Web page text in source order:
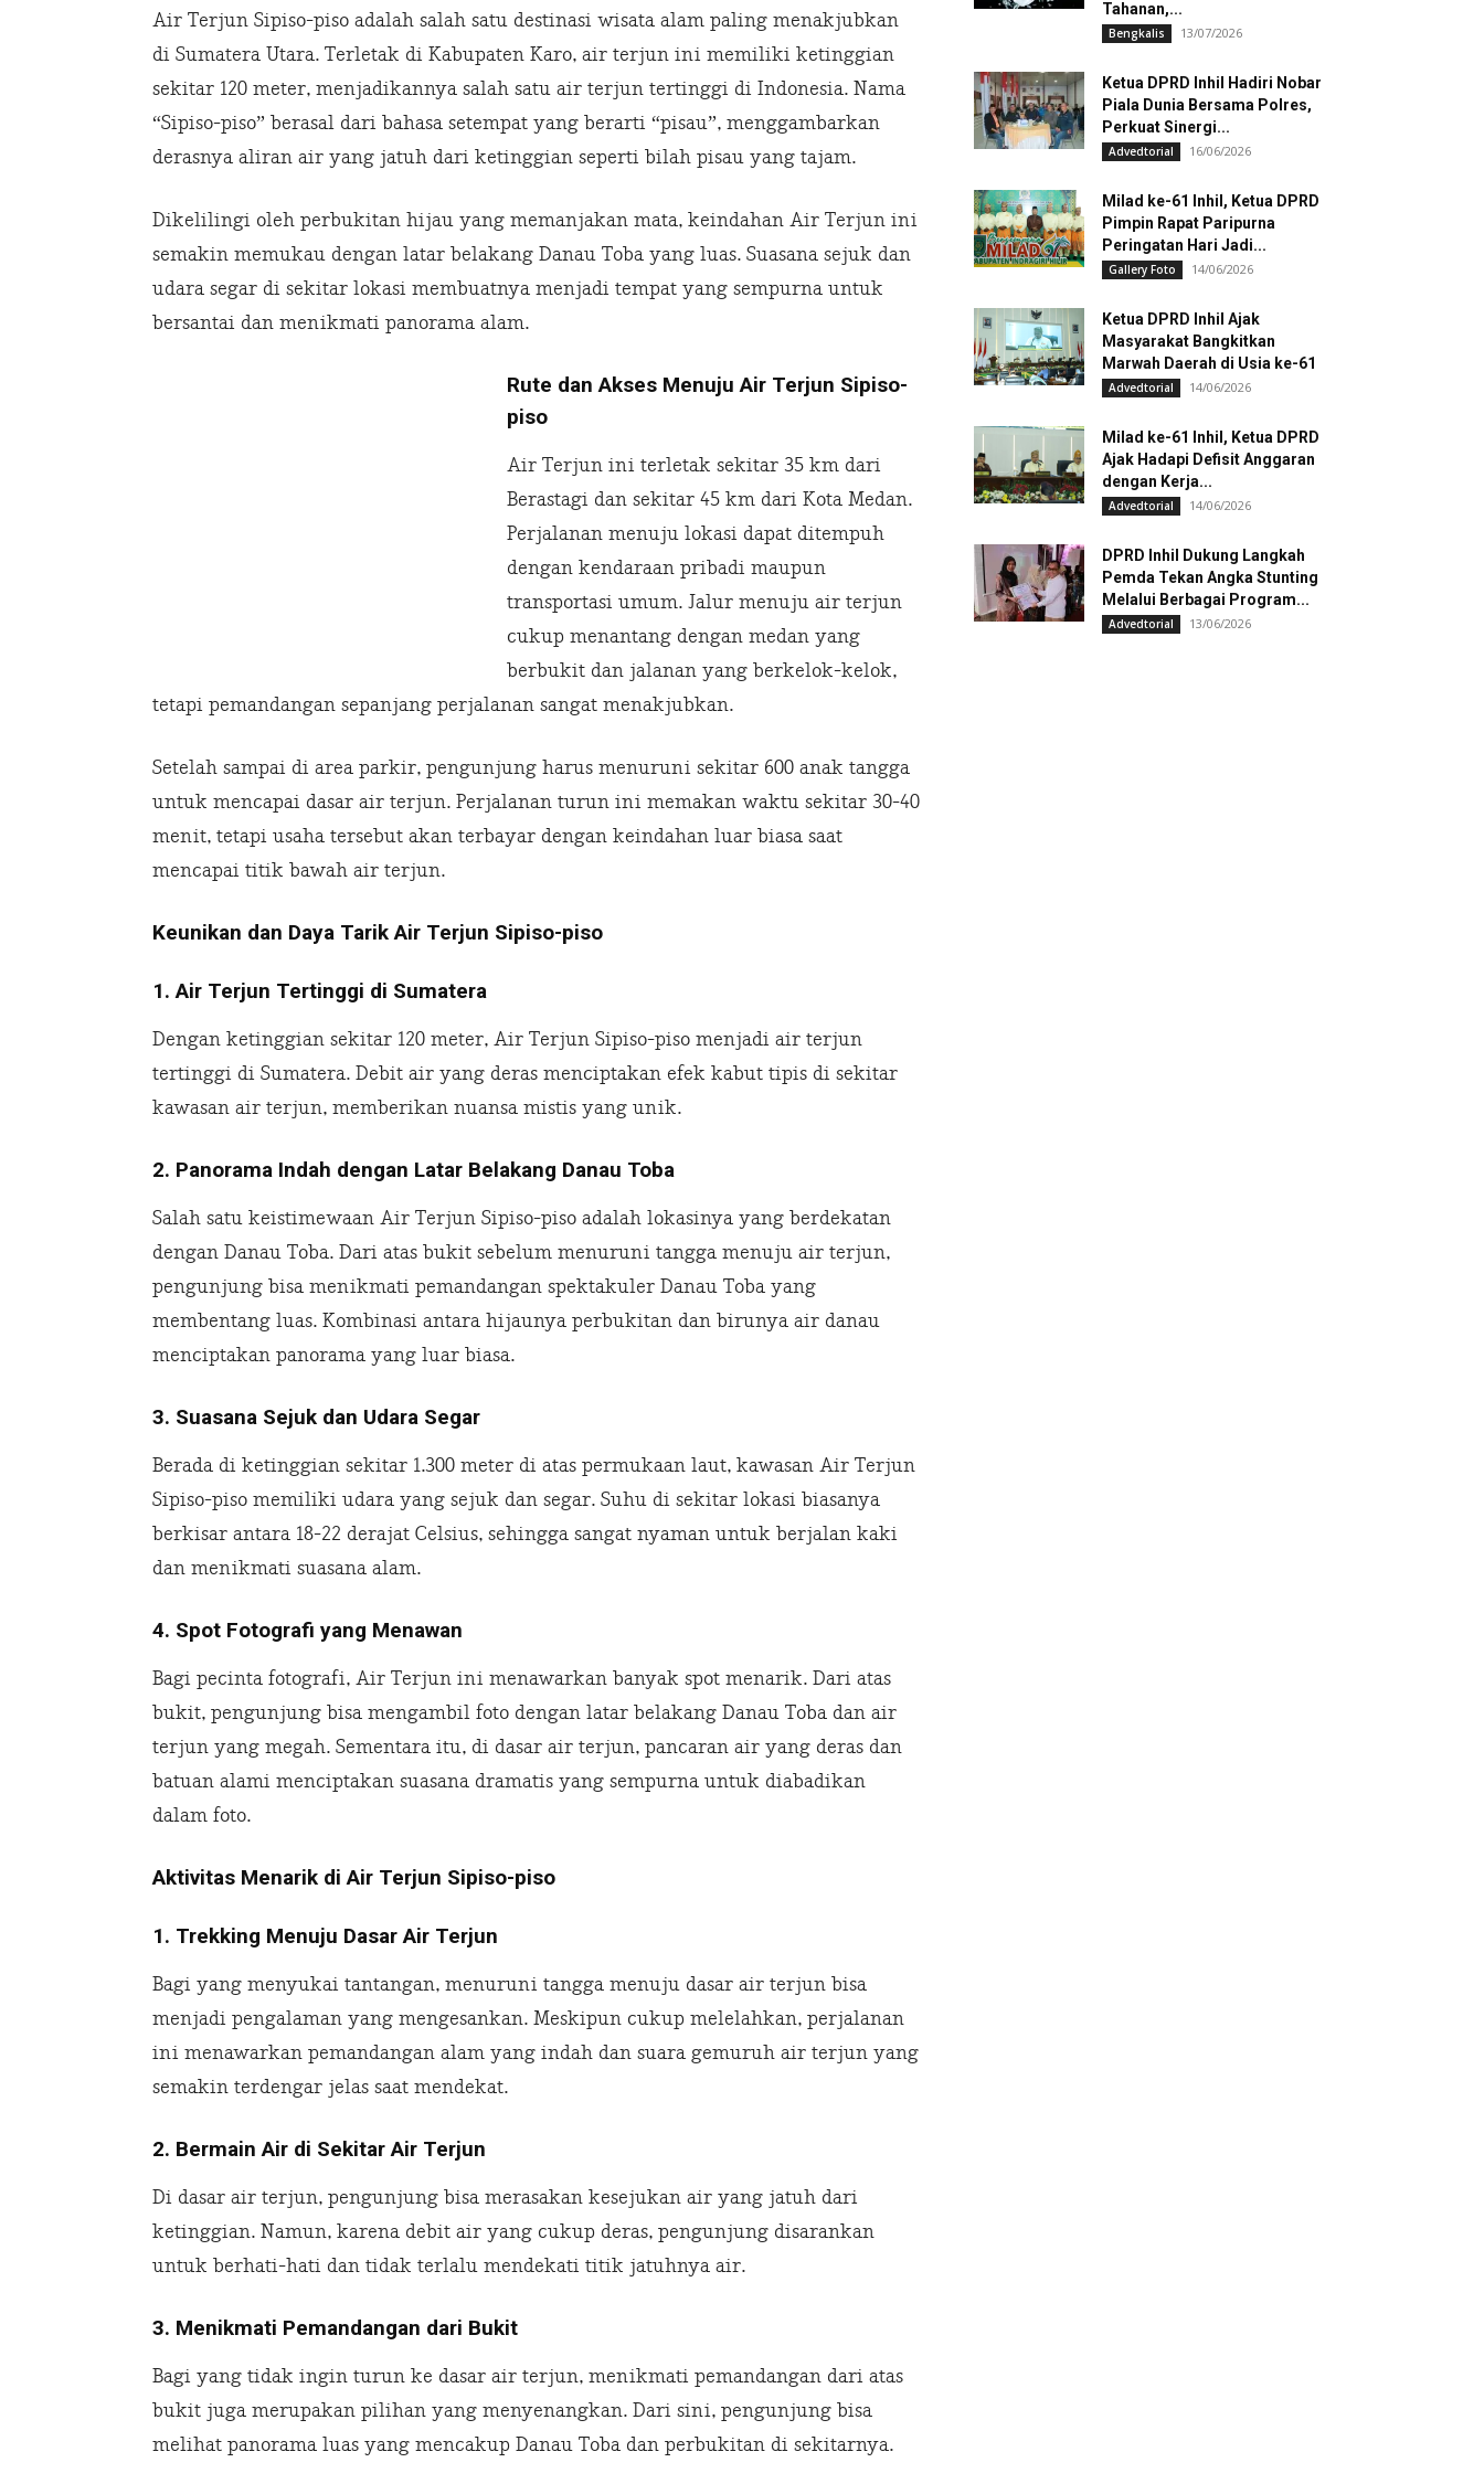
Air Terjun Sipiso-piso adalah salah satu destinasi wisata alam paling menakjubkan
di Sumatera Utara. Terletak di Kabupaten Karo, air terjun ini memiliki ketinggian
sekitar 120 meter, menjadikannya salah satu air terjun tertinggi di Indonesia. Nama
“Sipiso-piso” berasal dari bahasa setempat yang berarti “pisau”, menggambarkan
derasnya aliran air yang jatuh dari ketinggian seperti bilah pisau yang tajam.
Dikelilingi oleh perbukitan hijau yang memanjakan mata, keindahan Air Terjun ini
semakin memukau dengan latar belakang Danau Toba yang luas. Suasana sejuk dan
udara segar di sekitar lokasi membuatnya menjadi tempat yang sempurna untuk
bersantai dan menikmati panorama alam.
Rute dan Akses Menuju Air Terjun Sipiso-
piso
Air Terjun ini terletak sekitar 35 km dari
Berastagi dan sekitar 45 km dari Kota Medan.
Perjalanan menuju lokasi dapat ditempuh
dengan kendaraan pribadi maupun
transportasi umum. Jalur menuju air terjun
cukup menantang dengan medan yang
berbukit dan jalanan yang berkelok-kelok,
tetapi pemandangan sepanjang perjalanan sangat menakjubkan.
Setelah sampai di area parkir, pengunjung harus menuruni sekitar 600 anak tangga
untuk mencapai dasar air terjun. Perjalanan turun ini memakan waktu sekitar 30-40
menit, tetapi usaha tersebut akan terbayar dengan keindahan luar biasa saat
mencapai titik bawah air terjun.
Keunikan dan Daya Tarik Air Terjun Sipiso-piso
1. Air Terjun Tertinggi di Sumatera
Dengan ketinggian sekitar 120 meter, Air Terjun Sipiso-piso menjadi air terjun
tertinggi di Sumatera. Debit air yang deras menciptakan efek kabut tipis di sekitar
kawasan air terjun, memberikan nuansa mistis yang unik.
2. Panorama Indah dengan Latar Belakang Danau Toba
Salah satu keistimewaan Air Terjun Sipiso-piso adalah lokasinya yang berdekatan
dengan Danau Toba. Dari atas bukit sebelum menuruni tangga menuju air terjun,
pengunjung bisa menikmati pemandangan spektakuler Danau Toba yang
membentang luas. Kombinasi antara hijaunya perbukitan dan birunya air danau
menciptakan panorama yang luar biasa.
3. Suasana Sejuk dan Udara Segar
Berada di ketinggian sekitar 1.300 meter di atas permukaan laut, kawasan Air Terjun
Sipiso-piso memiliki udara yang sejuk dan segar. Suhu di sekitar lokasi biasanya
berkisar antara 18-22 derajat Celsius, sehingga sangat nyaman untuk berjalan kaki
dan menikmati suasana alam.
4. Spot Fotografi yang Menawan
Bagi pecinta fotografi, Air Terjun ini menawarkan banyak spot menarik. Dari atas
bukit, pengunjung bisa mengambil foto dengan latar belakang Danau Toba dan air
terjun yang megah. Sementara itu, di dasar air terjun, pancaran air yang deras dan
batuan alami menciptakan suasana dramatis yang sempurna untuk diabadikan
dalam foto.
Aktivitas Menarik di Air Terjun Sipiso-piso
1. Trekking Menuju Dasar Air Terjun
Bagi yang menyukai tantangan, menuruni tangga menuju dasar air terjun bisa
menjadi pengalaman yang mengesankan. Meskipun cukup melelahkan, perjalanan
ini menawarkan pemandangan alam yang indah dan suara gemuruh air terjun yang
semakin terdengar jelas saat mendekat.
2. Bermain Air di Sekitar Air Terjun
Di dasar air terjun, pengunjung bisa merasakan kesejukan air yang jatuh dari
ketinggian. Namun, karena debit air yang cukup deras, pengunjung disarankan
untuk berhati-hati dan tidak terlalu mendekati titik jatuhnya air.
3. Menikmati Pemandangan dari Bukit
Bagi yang tidak ingin turun ke dasar air terjun, menikmati pemandangan dari atas
bukit juga merupakan pilihan yang menyenangkan. Dari sini, pengunjung bisa
melihat panorama luas yang mencakup Danau Toba dan perbukitan di sekitarnya.
Tahanan,...
Bengkalis 13/07/2026
Ketua DPRD Inhil Hadiri Nobar
Piala Dunia Bersama Polres,
Perkuat Sinergi...
Advedtorial 16/06/2026
Milad ke-61 Inhil, Ketua DPRD
Pimpin Rapat Paripurna
Peringatan Hari Jadi...
Gallery Foto 14/06/2026
Ketua DPRD Inhil Ajak
Masyarakat Bangkitkan
Marwah Daerah di Usia ke-61
Advedtorial 14/06/2026
Milad ke-61 Inhil, Ketua DPRD
Ajak Hadapi Defisit Anggaran
dengan Kerja...
Advedtorial 14/06/2026
DPRD Inhil Dukung Langkah
Pemda Tekan Angka Stunting
Melalui Berbagai Program...
Advedtorial 13/06/2026